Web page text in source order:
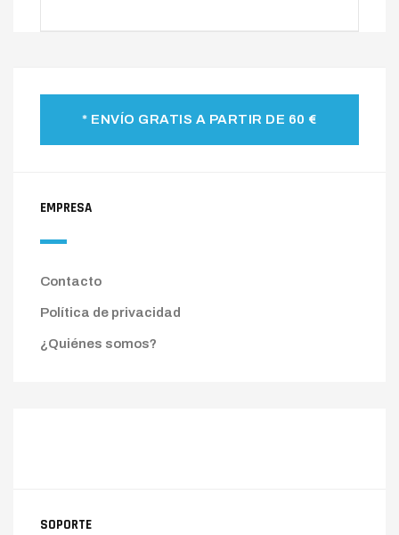
* ENVÍO GRATIS A PARTIR DE 60 €
EMPRESA
Contacto
Política de privacidad
¿Quiénes somos?
SOPORTE